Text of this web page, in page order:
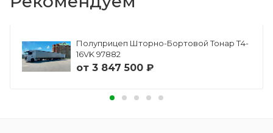
Полуприцеп Шторно-Бортовой Тонар Т4-
16VK 97882
от 3 847 500 ₽